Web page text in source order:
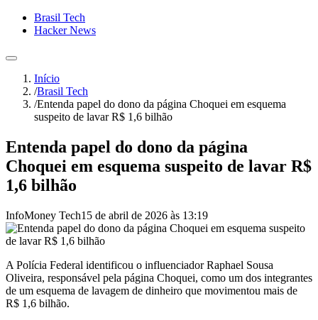
Brasil Tech
Hacker News
Início
/Brasil Tech
/Entenda papel do dono da página Choquei em esquema
suspeito de lavar R$ 1,6 bilhão
Entenda papel do dono da página
Choquei em esquema suspeito de lavar R$
1,6 bilhão
InfoMoney Tech15 de abril de 2026 às 13:19
A Polícia Federal identificou o influenciador Raphael Sousa
Oliveira, responsável pela página Choquei, como um dos integrantes
de um esquema de lavagem de dinheiro que movimentou mais de
R$ 1,6 bilhão.